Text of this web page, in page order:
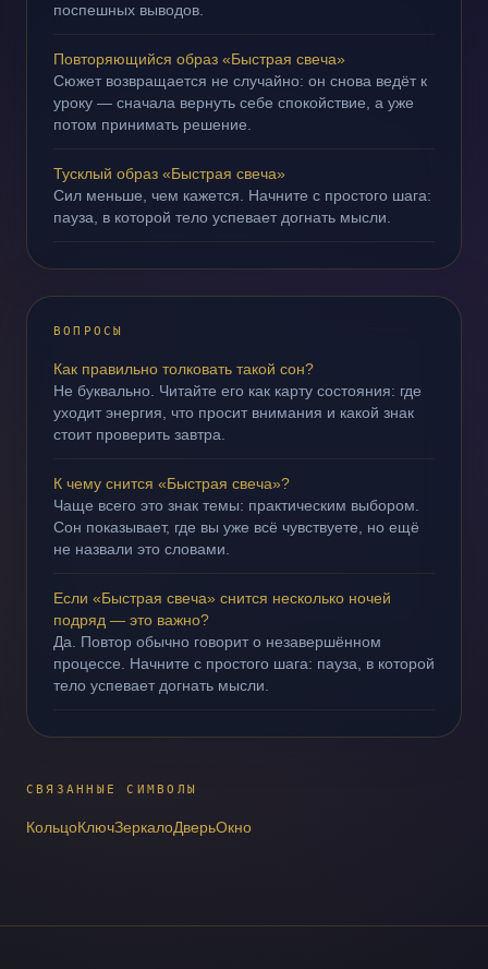
поспешных выводов.
Повторяющийся образ «Быстрая свеча»
Сюжет возвращается не случайно: он снова ведёт к
уроку — сначала вернуть себе спокойствие, а уже
потом принимать решение.
Тусклый образ «Быстрая свеча»
Сил меньше, чем кажется. Начните с простого шага:
пауза, в которой тело успевает догнать мысли.
ВОПРОСЫ
Как правильно толковать такой сон?
Не буквально. Читайте его как карту состояния: где
уходит энергия, что просит внимания и какой знак
стоит проверить завтра.
К чему снится «Быстрая свеча»?
Чаще всего это знак темы: практическим выбором.
Сон показывает, где вы уже всё чувствуете, но ещё
не назвали это словами.
Если «Быстрая свеча» снится несколько ночей
подряд — это важно?
Да. Повтор обычно говорит о незавершённом
процессе. Начните с простого шага: пауза, в которой
тело успевает догнать мысли.
СВЯЗАННЫЕ СИМВОЛЫ
КольцоКлючЗеркалоДверьОкно